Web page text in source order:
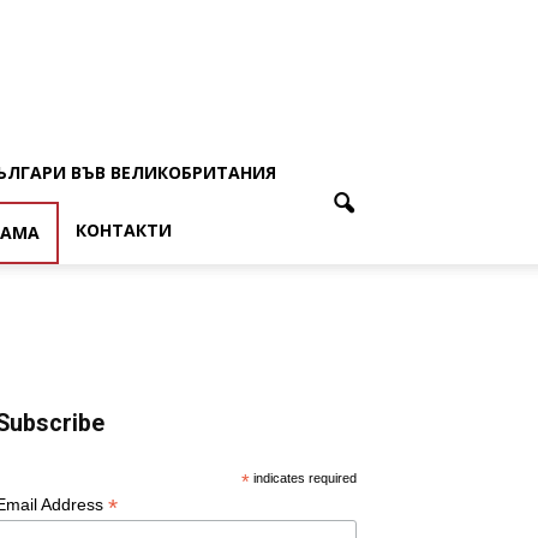
ВЪВ ВЕЛИКОБРИТАНИЯ
КОНТАКТИ
* indicates required
Address *